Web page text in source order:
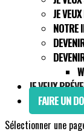
JE
NOTRE
JE VEUX
FAIRE UN
Sélectionner une